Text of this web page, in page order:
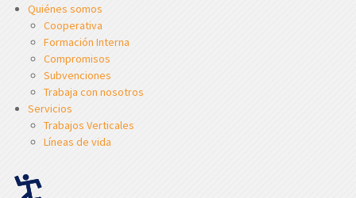
Quiénes somos
Cooperativa
Formación Interna
Compromisos
Subvenciones
Trabaja con nosotros
Servicios
Trabajos Verticales
Líneas de vida